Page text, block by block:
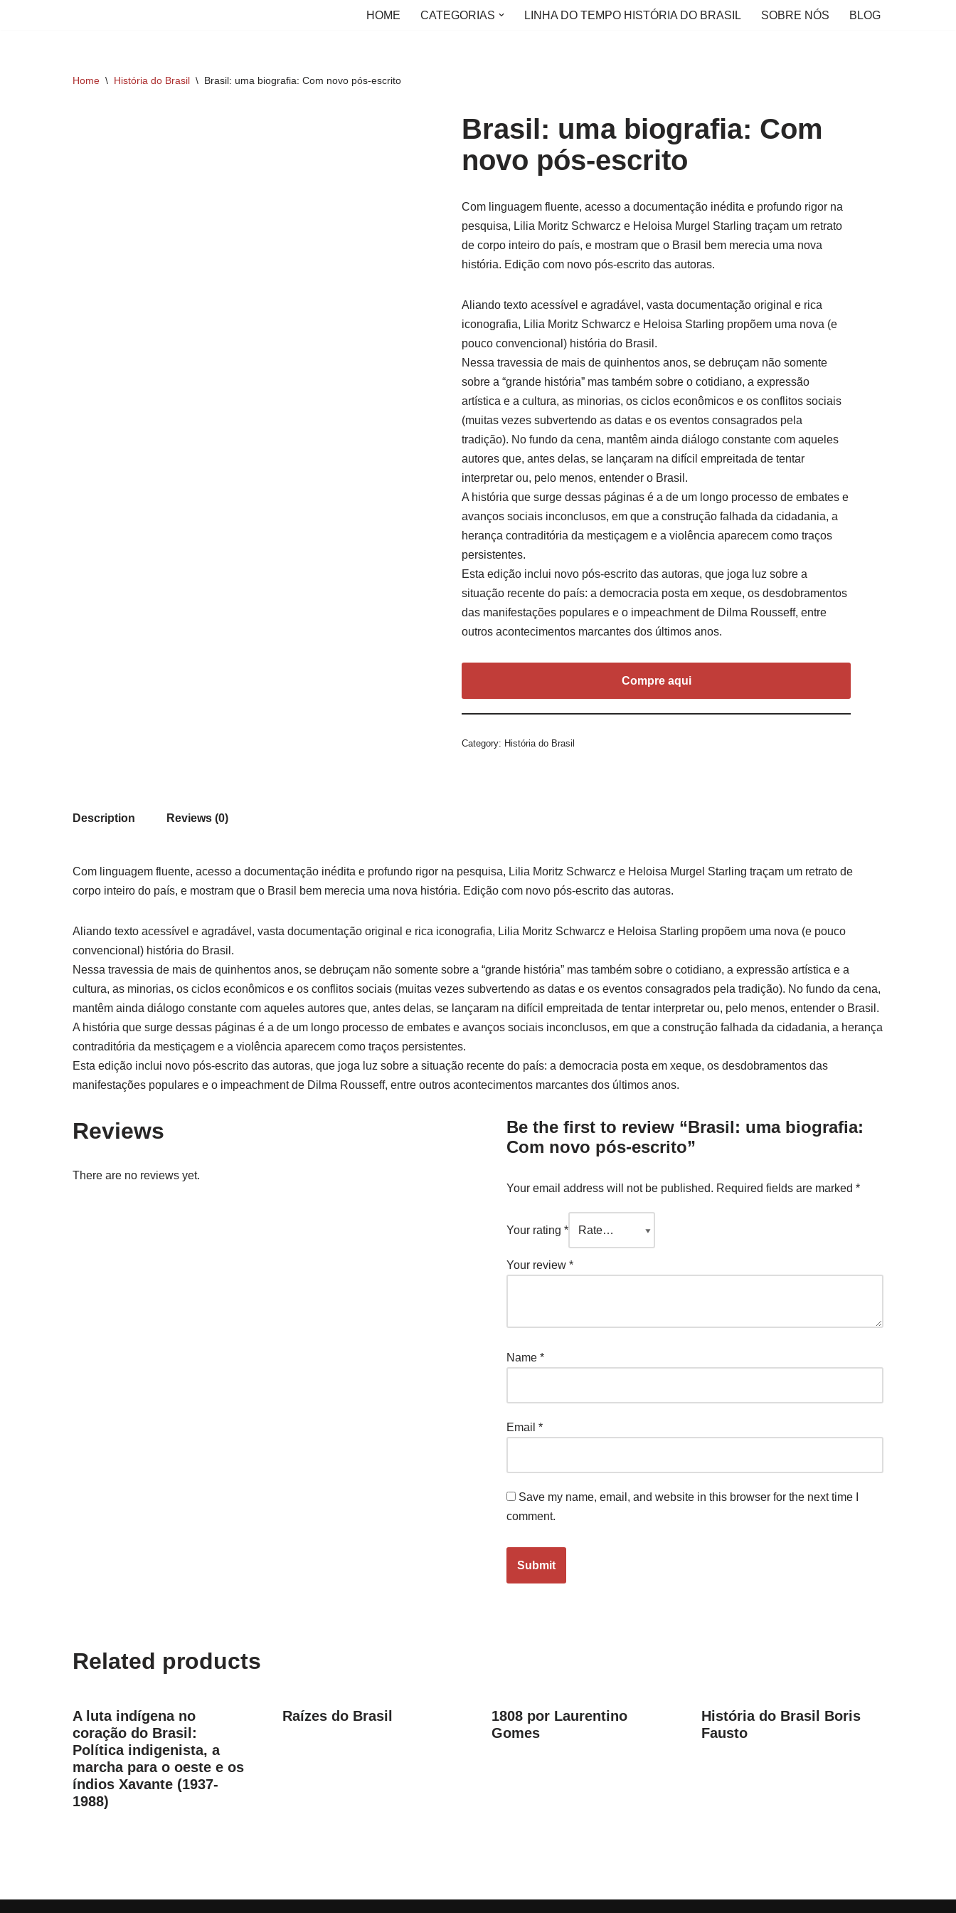
HOME CATEGORIAS LINHA DO TEMPO HISTÓRIA DO BRASIL SOBRE NÓS BLOG
Home \ História do Brasil \ Brasil: uma biografia: Com novo pós-escrito
Brasil: uma biografia: Com
novo pós-escrito
Com linguagem fluente, acesso a documentação inédita e profundo rigor na
pesquisa, Lilia Moritz Schwarcz e Heloisa Murgel Starling traçam um retrato
de corpo inteiro do país, e mostram que o Brasil bem merecia uma nova
história. Edição com novo pós-escrito das autoras.
Aliando texto acessível e agradável, vasta documentação original e rica
iconografia, Lilia Moritz Schwarcz e Heloisa Starling propõem uma nova (e
pouco convencional) história do Brasil.
Nessa travessia de mais de quinhentos anos, se debruçam não somente
sobre a “grande história” mas também sobre o cotidiano, a expressão
artística e a cultura, as minorias, os ciclos econômicos e os conflitos sociais
(muitas vezes subvertendo as datas e os eventos consagrados pela
tradição). No fundo da cena, mantêm ainda diálogo constante com aqueles
autores que, antes delas, se lançaram na difícil empreitada de tentar
interpretar ou, pelo menos, entender o Brasil.
A história que surge dessas páginas é a de um longo processo de embates e
avanços sociais inconclusos, em que a construção falhada da cidadania, a
herança contraditória da mestiçagem e a violência aparecem como traços
persistentes.
Esta edição inclui novo pós-escrito das autoras, que joga luz sobre a
situação recente do país: a democracia posta em xeque, os desdobramentos
das manifestações populares e o impeachment de Dilma Rousseff, entre
outros acontecimentos marcantes dos últimos anos.
Compre aqui
Category: História do Brasil
Description Reviews (0)
Com linguagem fluente, acesso a documentação inédita e profundo rigor na pesquisa, Lilia Moritz Schwarcz e Heloisa Murgel Starling traçam um retrato de
corpo inteiro do país, e mostram que o Brasil bem merecia uma nova história. Edição com novo pós-escrito das autoras.
Aliando texto acessível e agradável, vasta documentação original e rica iconografia, Lilia Moritz Schwarcz e Heloisa Starling propõem uma nova (e pouco
convencional) história do Brasil.
Nessa travessia de mais de quinhentos anos, se debruçam não somente sobre a “grande história” mas também sobre o cotidiano, a expressão artística e a
cultura, as minorias, os ciclos econômicos e os conflitos sociais (muitas vezes subvertendo as datas e os eventos consagrados pela tradição). No fundo da cena,
mantêm ainda diálogo constante com aqueles autores que, antes delas, se lançaram na difícil empreitada de tentar interpretar ou, pelo menos, entender o Brasil.
A história que surge dessas páginas é a de um longo processo de embates e avanços sociais inconclusos, em que a construção falhada da cidadania, a herança
contraditória da mestiçagem e a violência aparecem como traços persistentes.
Esta edição inclui novo pós-escrito das autoras, que joga luz sobre a situação recente do país: a democracia posta em xeque, os desdobramentos das
manifestações populares e o impeachment de Dilma Rousseff, entre outros acontecimentos marcantes dos últimos anos.
Reviews
There are no reviews yet.
Be the first to review “Brasil: uma biografia:
Com novo pós-escrito”
Your email address will not be published. Required fields are marked *
Your rating *
Your review *
Name *
Email *
Save my name, email, and website in this browser for the next time I
comment.
Related products
A luta indígena no
coração do Brasil:
Política indigenista, a
marcha para o oeste e os
índios Xavante (1937-
1988)
Raízes do Brasil
1808 por Laurentino
Gomes
História do Brasil Boris
Fausto